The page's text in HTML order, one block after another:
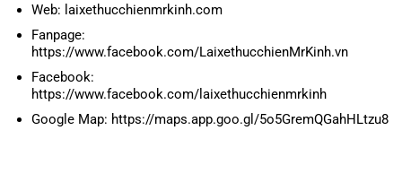
Web: laixethucchienmrkinh.com
Fanpage:
https://www.facebook.com/LaixethucchienMrKinh.vn
Facebook:
https://www.facebook.com/laixethucchienmrkinh
Google Map: https://maps.app.goo.gl/5o5GremQGahHLtzu8